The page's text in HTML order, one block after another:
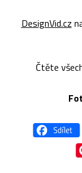
DesignVid.cz
Čtěte